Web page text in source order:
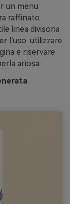
un menu
raffinato.
linea divisoria
l'uso: utilizzare
e riservare
ariosa.